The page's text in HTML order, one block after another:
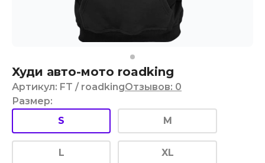
Худи авто-мото roadking
Артикул: FT / roadkingОтзывов: 0
Размер:
S
M
L XL